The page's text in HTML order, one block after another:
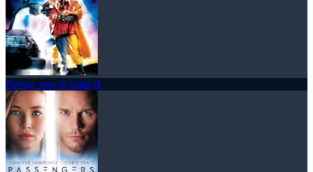
Retour vers le futur II